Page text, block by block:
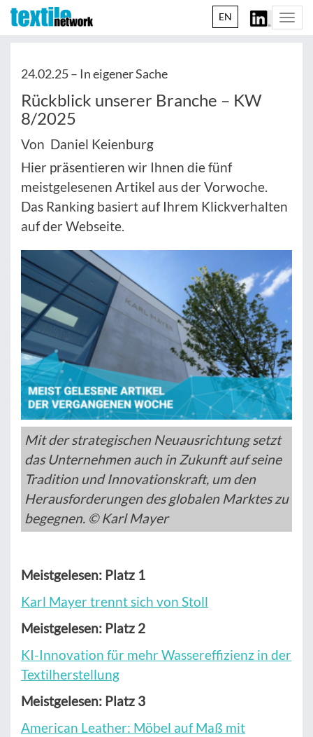
EN
24.02.25 – In eigener Sache
Rückblick unserer Branche – KW
8/2025
Von Daniel Keienburg
Hier präsentieren wir Ihnen die fünf
meistgelesenen Artikel aus der Vorwoche.
Das Ranking basiert auf Ihrem Klickverhalten
auf der Webseite.
Mit der strategischen Neuausrichtung setzt
das Unternehmen auch in Zukunft auf seine
Tradition und Innovationskraft, um den
Herausforderungen des globalen Marktes zu
begegnen. © Karl Mayer
Meistgelesen: Platz 1
Karl Mayer trennt sich von Stoll
Meistgelesen: Platz 2
KI-Innovation für mehr Wassereffizienz in der
Textilherstellung
Meistgelesen: Platz 3
American Leather: Möbel auf Maß mit